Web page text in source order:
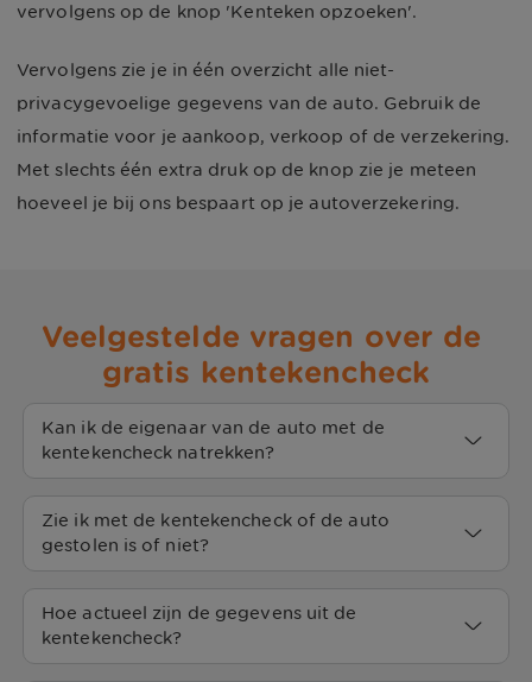
vervolgens op de knop 'Kenteken opzoeken'.
Vervolgens zie je in één overzicht alle niet-
privacygevoelige gegevens van de auto. Gebruik de
informatie voor je aankoop, verkoop of de verzekering.
Met slechts één extra druk op de knop zie je meteen
hoeveel je bij ons bespaart op je autoverzekering.
Veelgestelde vragen over de
gratis kentekencheck
Kan ik de eigenaar van de auto met de
kentekencheck natrekken?
achterhalen wie de eigenaar van de auto is. Dit is
gratis kentekencheck kun je alleen gegevens
achterhalen die niet privacygevoelig zijn.
Zie ik met de kentekencheck of de auto
gestolen is of niet?
achterhalen of de auto gestolen is. Op de website
Hoe actueel zijn de gegevens uit de
kentekencheck?